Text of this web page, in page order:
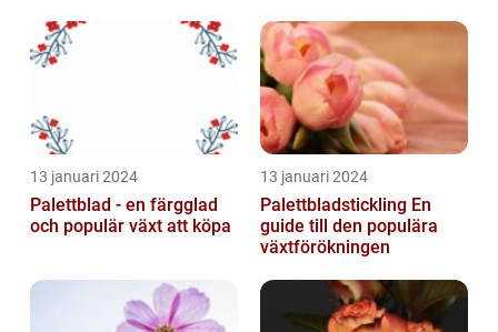
13 januari 2024
Palettblad - en färgglad
och populär växt att köpa
13 januari 2024
Palettbladstickling En
guide till den populära
växtförökningen